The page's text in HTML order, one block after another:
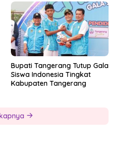
Kesiapan Panitia
Bupati Tangerang Tutup Gala
Siswa Indonesia Tingkat
Kabupaten Tangerang